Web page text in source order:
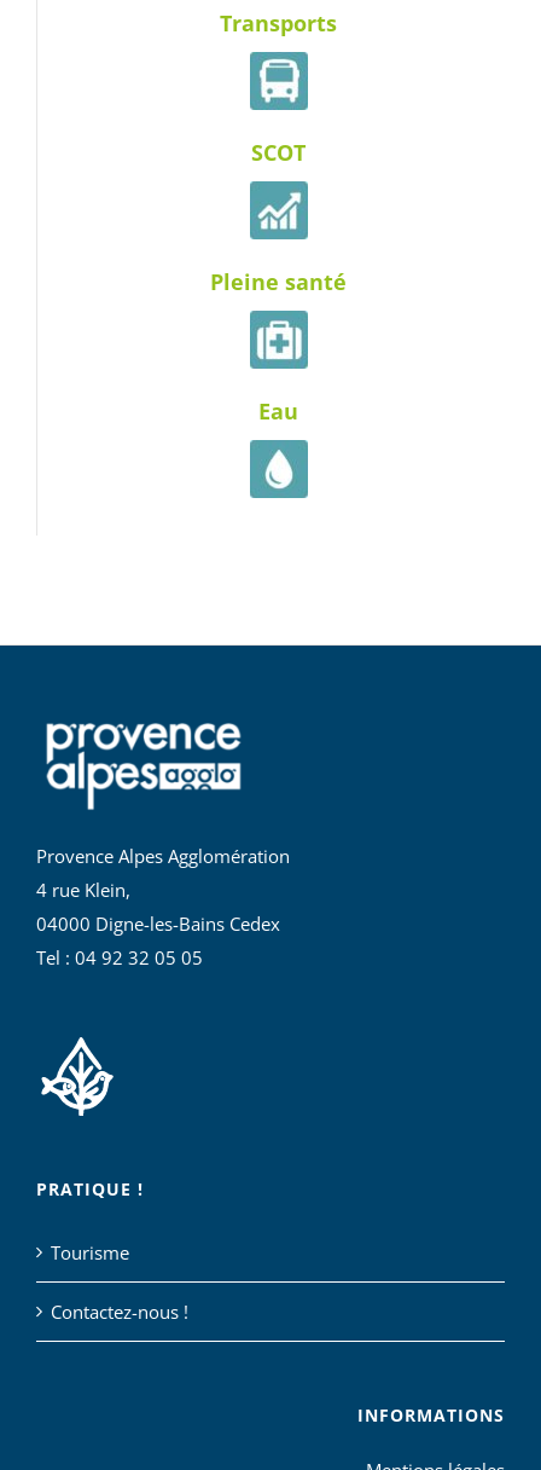
Transports
SCOT
Pleine santé
Eau
Provence Alpes Agglomération
4 rue Klein,
04000 Digne-les-Bains Cedex
Tel : 04 92 32 05 05
PRATIQUE !
Tourisme
Contactez-nous !
INFORMATIONS